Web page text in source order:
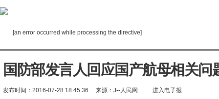
[an error occurred while processing the directive]
国防部发言人回应国产航母相关问
发布时间：2016-07-28 18:45:36 来源：J--人民网 进入电子报